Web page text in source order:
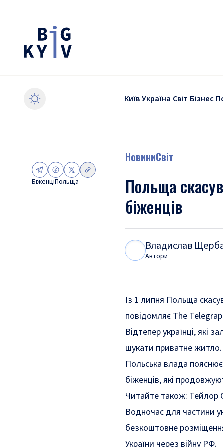
КиївУкраїна Світ Бізнес
БіженціПольща
НовиниСвіт
Польща
біженців
Владислав
Автори
Із 1 липня Польща
повідомляє The
Відтепер українці, які
шукати приватне житло.
Польська влада
біженців, які
Читайте також: Тейлор
Водночас для частини
безкоштовне
України через війну РФ.